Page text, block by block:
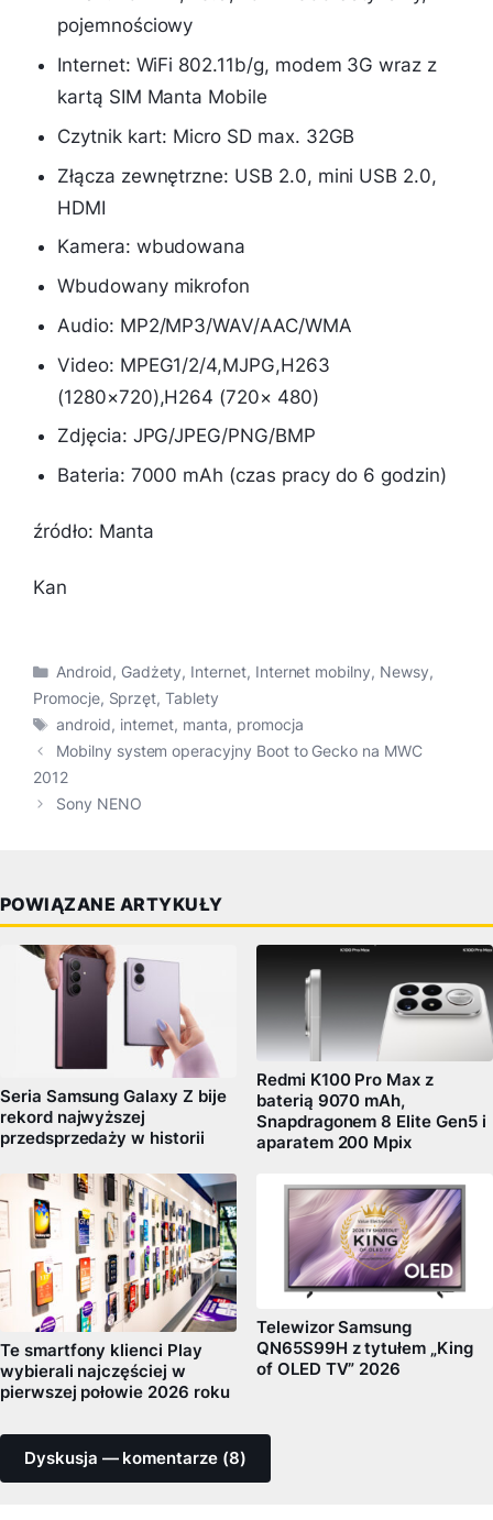
pojemnościowy
Internet: WiFi 802.11b/g, modem 3G wraz z
kartą SIM Manta Mobile
Czytnik kart: Micro SD max. 32GB
Złącza zewnętrzne: USB 2.0, mini USB 2.0,
HDMI
Kamera: wbudowana
Wbudowany mikrofon
Audio: MP2/MP3/WAV/AAC/WMA
Video: MPEG1/2/4,MJPG,H263
(1280×720),H264 (720× 480)
Zdjęcia: JPG/JPEG/PNG/BMP
Bateria: 7000 mAh (czas pracy do 6 godzin)
źródło: Manta
Kan
Kategorie
Android, Gadżety, Internet, Internet mobilny, Newsy,
Promocje, Sprzęt,Tablety
Tagi
android, internet, manta, promocja
Mobilny system operacyjny Boot to Gecko na MWC
2012
Sony NENO
POWIĄZANE ARTYKUŁY
Seria Samsung Galaxy Z bije
rekord najwyższej
przedsprzedaży w historii
Redmi K100 Pro Max z
baterią 9070 mAh,
Snapdragonem 8 Elite Gen5 i
aparatem 200 Mpix
Te smartfony klienci Play
wybierali najczęściej w
pierwszej połowie 2026 roku
Telewizor Samsung
QN65S99H z tytułem „King
of OLED TV” 2026
Dyskusja — komentarze (8)